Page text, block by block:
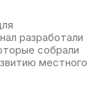
разработали
собрали
местного